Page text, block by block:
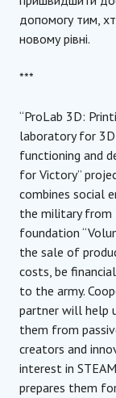
допомогу тим,
новому рівні.
***
“ProLab 3D:
laboratory for 3D
functioning and
for Victory”
combines social
the military from
foundation
the sale of
costs, be
to the army.
partner will help
them from
creators and
interest in
prepares them